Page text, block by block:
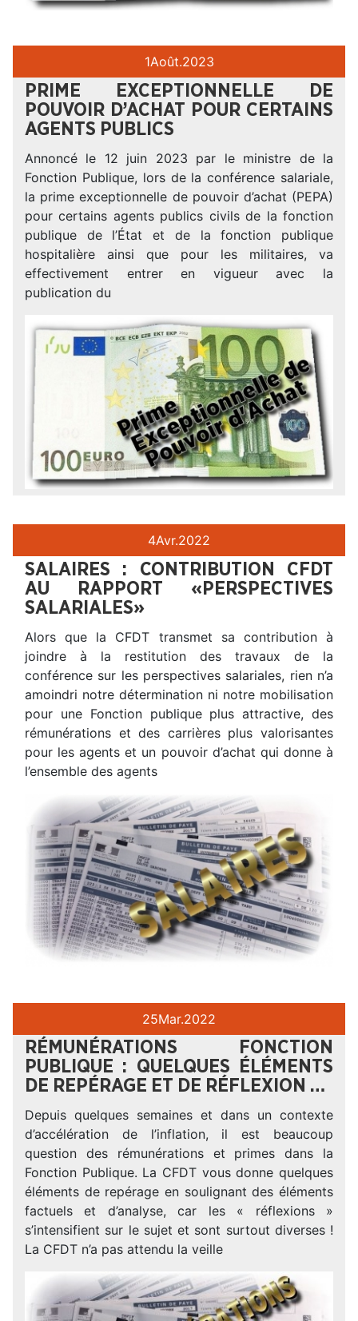
1Août.2023
PRIME EXCEPTIONNELLE DE
POUVOIR D’ACHAT POUR CERTAINS
AGENTS PUBLICS
Annoncé le 12 juin 2023 par le ministre de la
Fonction Publique, lors de la conférence salariale,
la prime exceptionnelle de pouvoir d’achat (PEPA)
pour certains agents publics civils de la fonction
publique de l’État et de la fonction publique
hospitalière ainsi que pour les militaires, va
effectivement entrer en vigueur avec la
publication du
4Avr.2022
SALAIRES : CONTRIBUTION CFDT
AU RAPPORT «PERSPECTIVES
SALARIALES»
Alors que la CFDT transmet sa contribution à
joindre à la restitution des travaux de la
conférence sur les perspectives salariales, rien n’a
amoindri notre détermination ni notre mobilisation
pour une Fonction publique plus attractive, des
rémunérations et des carrières plus valorisantes
pour les agents et un pouvoir d’achat qui donne à
l’ensemble des agents
25Mar.2022
RÉMUNÉRATIONS FONCTION
PUBLIQUE : QUELQUES ÉLÉMENTS
DE REPÉRAGE ET DE RÉFLEXION …
Depuis quelques semaines et dans un contexte
d’accélération de l’inflation, il est beaucoup
question des rémunérations et primes dans la
Fonction Publique. La CFDT vous donne quelques
éléments de repérage en soulignant des éléments
factuels et d’analyse, car les « réflexions »
s’intensifient sur le sujet et sont surtout diverses !
La CFDT n’a pas attendu la veille